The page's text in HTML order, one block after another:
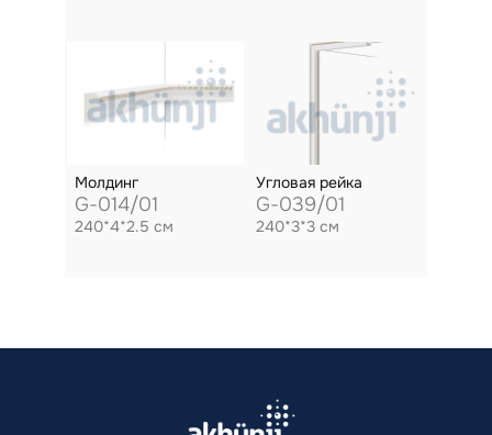
Молдинг
G-014/01
240*4*2.5 см
Угловая рейка
G-039/01
240*3*3 см